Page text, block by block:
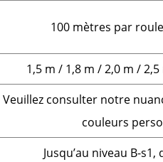
100 mètres par
1,5 m / 1,8 m / 2,0 m /
Veuillez consulter notre
couleurs
Jusqu’au niveau B-